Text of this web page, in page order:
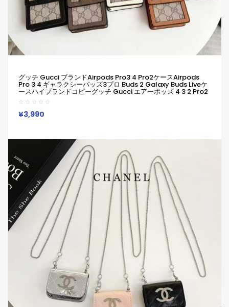
グッチ Gucci ブランドAirpods Pro3 4 Pro2ケースAirpods
Pro 3 4 ギャラクシーバッズ3プロ Buds 2 Galaxy Buds Liveケ
ースハイブランドコピーグッチ Gucci エアーポッズ 4 3 2 Pro2
Pro2 Galaxy Buds 3 Pro 2 Galaxy Buds Liveケースブランド
レディースハイブランドグッチ Gucci エアーポッズpro2 3 4ケ
ースジャケット
¥3,990